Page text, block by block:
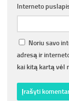
Interneto
Noriu savo
adresą ir
kai kitą kartą vėl